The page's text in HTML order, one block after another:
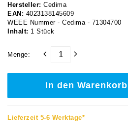
Hersteller: Cedima
EAN: 4023138145609
WEEE Nummer - Cedima - 71304700
Inhalt: 1 Stück
Menge:
In den Warenkorb
Lieferzeit 5-6 Werktage*